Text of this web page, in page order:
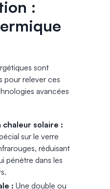
:
sont
pour relever ces
avancées
chaleur solaire :
sur le verre
réduisant
pénètre dans les
: Une double ou